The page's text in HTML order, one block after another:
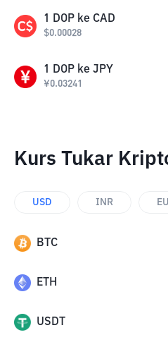
1 DOP ke CAD
$0.00028
1 DOP ke JPY
¥0.03241
Kurs Tukar
USD INR
BTC
ETH
USDT